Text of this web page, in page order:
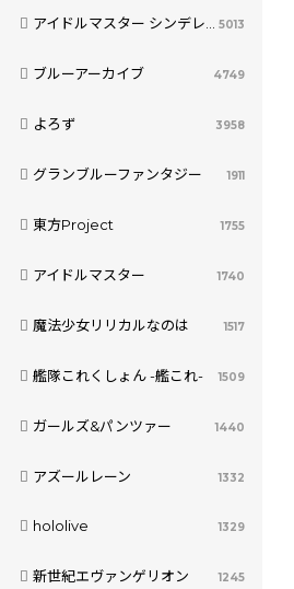
アイドルマスター シンデレラガールズ 5013
ブルーアーカイブ 4749
よろず 3958
グランブルーファンタジー 1911
東方Project 1755
アイドルマスター 1740
魔法少女リリカルなのは 1517
艦隊これくしょん -艦これ- 1509
ガールズ&パンツァー 1440
アズールレーン 1332
hololive 1329
新世紀エヴァンゲリオン 1245